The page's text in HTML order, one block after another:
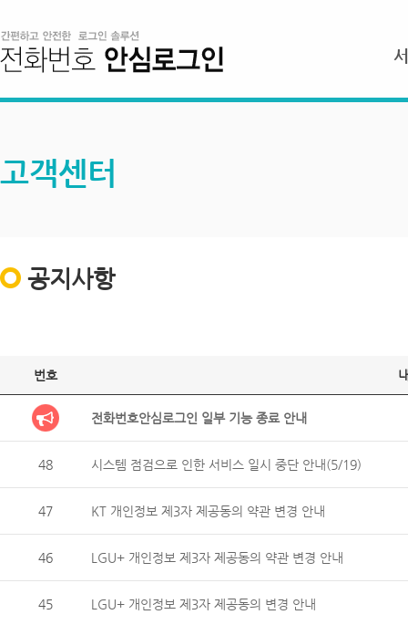
고객센터
공지사항
번호
전화번호안심로그인 일부 기능 종료 안내
48 시스템 점검으로 인한 서비스 일시 중단 안내(5/19)
47 KT 개인정보 제3자 제공동의 약관 변경 안내
46 LGU+ 개인정보 제3자 제공동의 약관 변경 안내
45 LGU+ 개인정보 제3자 제공동의 변경 안내